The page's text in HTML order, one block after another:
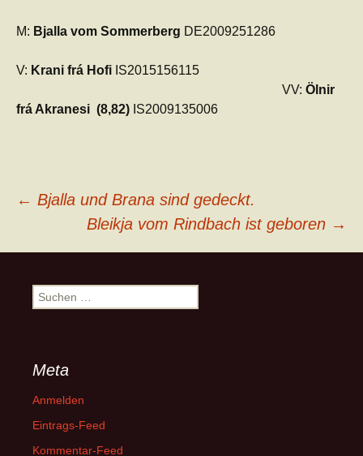
M: Bjalla vom Sommerberg DE2009251286
V: Krani frá Hofi IS2015156115
VV: Ölnir
frá Akranesi (8,82) IS2009135006
Beitragsnavigation
← Bjalla und Brana sind gedeckt.
Bleikja vom Rindbach ist geboren →
Suchen
nach:
Meta
Anmelden
Eintrags-Feed
Kommentar-Feed